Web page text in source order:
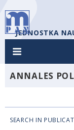
JEDNOSTKA
ANNALES
SEARCH IN